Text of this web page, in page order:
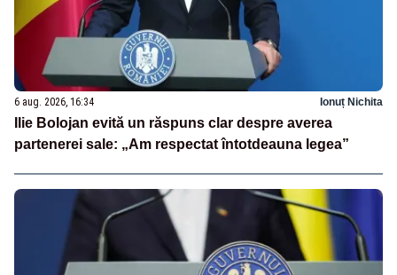
6 aug. 2026, 16:34 Ionuț Nichita
Ilie Bolojan evită un răspuns clar despre averea
partenerei sale: „Am respectat întotdeauna legea”